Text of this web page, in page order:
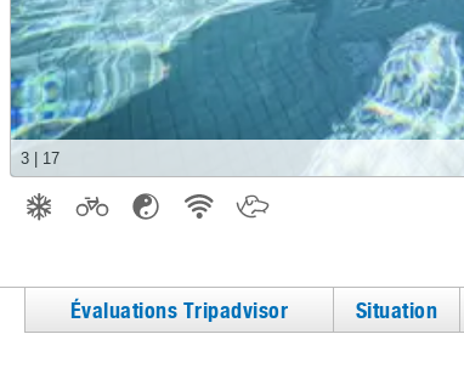
3 17
Évaluations Tripadvisor Situation